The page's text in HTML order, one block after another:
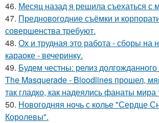
46. Месяц назад я решила съехаться с
47. Предновогодние съёмки и
совершенства требуют.
48. Ох и трудная это работа - сборы на
караоке - вечеринку.
49. Будем честны: релиз
The Masquerade - Bloodlines прошел,
так гладко, как надеялись фанаты
50. Новогодняя ночь с колье "Сердце
Королевы".